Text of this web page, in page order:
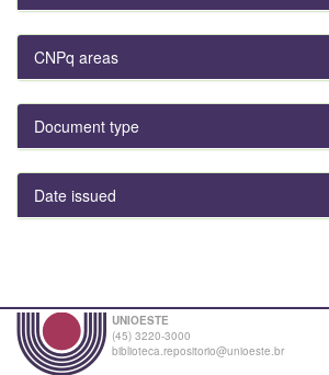
CNPq areas
Document type
Date issued
UNIOESTE
(45) 3220-3000
biblioteca.repositorio@unioeste.br